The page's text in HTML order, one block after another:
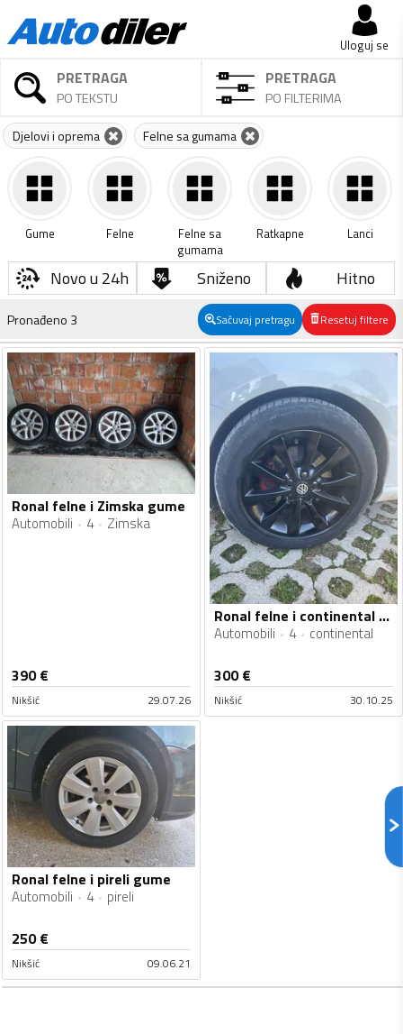
Uloguj se
PRETRAGA
PO TEKSTU
PRETRAGA
PO FILTERIMA
Djelovi i oprema Felne sa gumama
Gume Felne
Felne sa
gumama
Ratkapne Lanci
Novo u 24h Sniženo Hitno
Pronađeno 3 Sačuvaj pretragu Resetuj filtere
Ronal felne i Zimska gume
Automobili 4 Zimska
390€
Nikšić 29.07.26
Ronal felne i continental gume
Automobili 4 continental
300€
Nikšić 30.10.25
Ronal felne i pireli gume
Automobili 4 pireli
250€
Nikšić 09.06.21